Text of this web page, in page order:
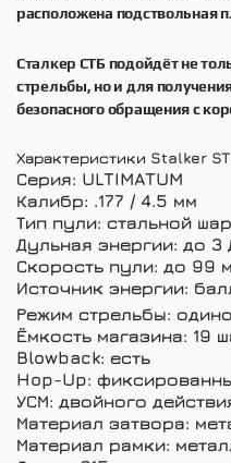
расположена подствольная
Сталкер СТБ подойдёт не
стрельбы, но и для
безопасного обращения с
Характеристики Stalker
Серия: ULTIMATUM
Калибр: .177 / 4.5 мм
Тип пули: стальной
Дульная энергии: до 3
Скорость пули: до 99
Источник энергии:
Режим стрельбы:
Ёмкость магазина: 19
Blowback: есть
Hop-Up:
УСМ: двойного
Материал затвора:
Материал рамки: